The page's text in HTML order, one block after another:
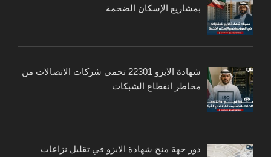
بمشاريع الإسكان الضخمة
شهادة الايزو 22301 تحمي شركات الاتصالات من
مخاطر انقطاع الشبكات
دور جهة منح شهادة الايزو في تقليل نزاعات